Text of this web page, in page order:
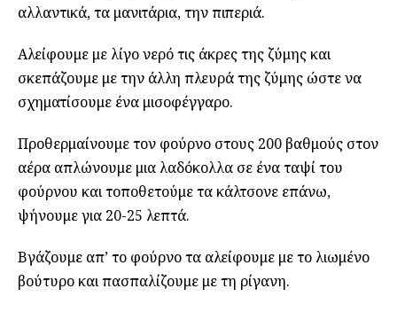
αλλαντικά, τα μανιτάρια, την πιπεριά.
Αλείφουμε με λίγο νερό τις άκρες της ζύμης και
σκεπάζουμε με την άλλη πλευρά της ζύμης ώστε να
σχηματίσουμε ένα μισοφέγγαρο.
Προθερμαίνουμε τον φούρνο στους 200 βαθμούς στον
αέρα απλώνουμε μια λαδόκολλα σε ένα ταψί του
φούρνου και τοποθετούμε τα κάλτσονε επάνω,
ψήνουμε για 20-25 λεπτά.
Βγάζουμε απ’ το φούρνο τα αλείφουμε με το λιωμένο
βούτυρο και πασπαλίζουμε με τη ρίγανη.